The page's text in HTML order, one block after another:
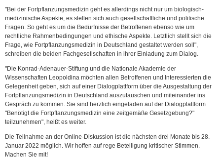
"Bei der Fortpflanzungsmedizin geht es allerdings nicht nur um biologisch-
medizinische Aspekte, es stellen sich auch gesellschaftliche und politische
Fragen. So geht es um die Bedürfnisse der Betroffenen ebenso wie um
rechtliche Rahmenbedingungen und ethische Aspekte. Letztlich stellt sich die
Frage, wie Fortpflanzungsmedizin in Deutschland gestaltet werden soll",
schreiben die beiden Fachgesellschaften in ihrer Einladung zum Dialog.
"Die Konrad-Adenauer-Stiftung und die Nationale Akademie der
Wissenschaften Leopoldina möchten allen Betroffenen und Interessierten die
Gelegenheit geben, sich auf einer Dialogplattform über die Ausgestaltung der
Fortpflanzungsmedizin in Deutschland auszutauschen und miteinander ins
Gespräch zu kommen. Sie sind herzlich eingeladen auf der Dialogplattform
"Benötigt die Fortpflanzungsmedizin eine zeitgemäße Gesetzgebung?"
teilzunehmen", heißt es weiter.
Die Teilnahme an der Online-Diskussion ist die nächsten drei Monate bis 28.
Januar 2022 möglich. Wir hoffen auf rege Beteiligung kritischer Stimmen.
Machen Sie mit!